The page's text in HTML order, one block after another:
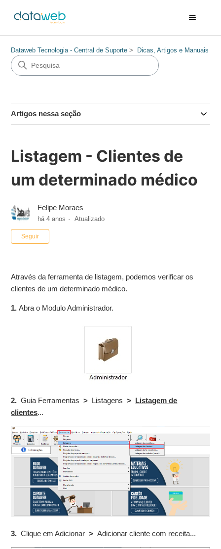
Dataweb Tecnologia - Central de Suporte Dicas, Artigos e Manuais
Artigos nessa seção
Listagem - Clientes de
um determinado médico
Felipe Moraes
há 4 anos Atualizado
Seguir
Através da ferramenta de listagem, podemos verificar os
clientes de um determinado médico.
1.Abra o Modulo Administrador.
2. Guia Ferramentas> Listagens> Listagem de
clientes...
3.Clique em Adicionar>Adicionar cliente com receita...